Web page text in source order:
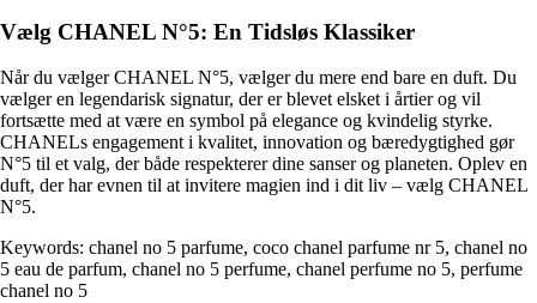
Vælg CHANEL N°5: En Tidsløs Klassiker
Når du vælger CHANEL N°5, vælger du mere end bare en duft. Du
vælger en legendarisk signatur, der er blevet elsket i årtier og vil
fortsætte med at være en symbol på elegance og kvindelig styrke.
CHANELs engagement i kvalitet, innovation og bæredygtighed gør
N°5 til et valg, der både respekterer dine sanser og planeten. Oplev en
duft, der har evnen til at invitere magien ind i dit liv – vælg CHANEL
N°5.
Keywords: chanel no 5 parfume, coco chanel parfume nr 5, chanel no
5 eau de parfum, chanel no 5 perfume, chanel perfume no 5, perfume
chanel no 5